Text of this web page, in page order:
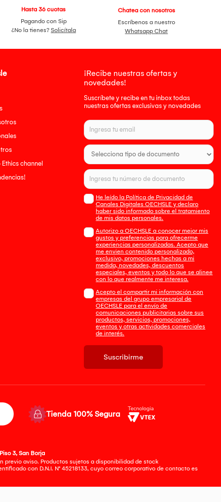
Hasta 36 cuotas
Pagando con Sip
¿No la tienes? Solicítala
Chatea con nosotros
Escríbenos a nuestro
Whatsapp Chat
channel
¡Recibe nuestras ofertas y
novedades!
Suscríbete y recibe en tu inbox todas
nuestras ofertas exclusivas y novedades
He leído la Política de Privacidad de
Canales Digitales OECHSLE y declaro
haber sido informado sobre el tratamiento
de mis datos personales.
Autorizo a OECHSLE a conocer mejor mis
gustos y preferencias para ofrecerme
experiencias personalizadas. Acepto que
me envien contenido personalizado,
exclusivo, promociones hechas a mi
medida, novedades, descuentos
especiales, eventos y todo lo que se alinee
con lo que realmente me interesa.
Acepto el compartir mi información con
empresas del grupo empresarial de
OECHSLE para el envío de
comunicaciones publicitarias sobre sus
productos, servicios, promociones,
eventos y otras actividades comerciales
de interés.
Suscribirme
Tienda 100% Segura
3, San Borja
aviso. Productos sujetos a disponibilidad de stock
con D.N.I. N° 45218133, cuyo correo corporativo de contacto es